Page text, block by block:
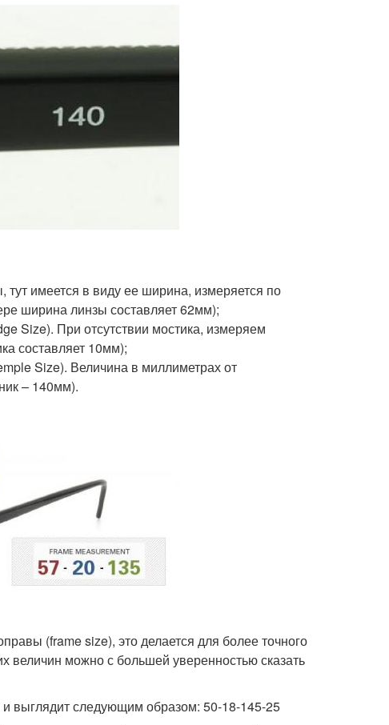
имеется в виду ее ширина, измеряется по
ширина линзы составляет 62мм);
Size). При отсутствии мостика, измеряем
составляет 10мм);
Size). Величина в миллиметрах от
– 140мм).
(frame size), это делается для более точного
величин можно с большей уверенностью сказать
выглядит следующим образом: 50-18-145-25